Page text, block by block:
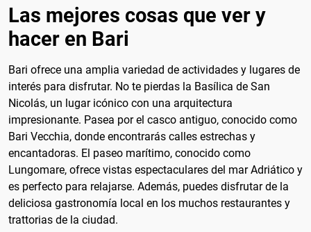
Las mejores cosas que ver y
hacer en Bari
Bari ofrece una amplia variedad de actividades y lugares de
interés para disfrutar. No te pierdas la Basílica de San
Nicolás, un lugar icónico con una arquitectura
impresionante. Pasea por el casco antiguo, conocido como
Bari Vecchia, donde encontrarás calles estrechas y
encantadoras. El paseo marítimo, conocido como
Lungomare, ofrece vistas espectaculares del mar Adriático y
es perfecto para relajarse. Además, puedes disfrutar de la
deliciosa gastronomía local en los muchos restaurantes y
trattorias de la ciudad.